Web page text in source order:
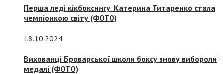
Перша леді кікбоксингу: Катерина Титаренко стала
чемпіонкою світу (ФОТО)
18.10.2024
Вихованці Броварської школи боксу знову вибороли
медалі (ФОТО)